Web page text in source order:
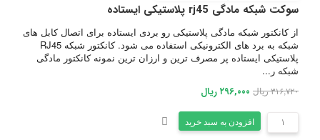
سوکت شبکه مادگی rj45 پلاستیکی ایستاده
از کانکتور شبکه مادگی پلاستیکی رو بردی ایستاده برای اتصال کابل های
شبکه به برد های الکترونیکی استفاده می شود. کانکتور شبکه RJ45
پلاستیکی ایستاده پر مصرف ترین و ارزان ترین نمونه کانکتور مادگی
شبکه ر...
۳۱۶,۷۲۰ ریال ۲۹۶,۰۰۰ ریال
افزودن به سبد خرید